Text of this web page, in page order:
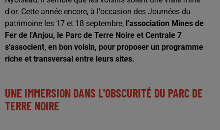
d'or. Cette année encore, à l'occasion des Journées du
patrimoine les 17 et 18 septembre, l'association Mines de
Fer de l'Anjou, le Parc de Terre Noire et Centrale 7
s'associent, en bon voisin, pour proposer un programme
riche et transversal entre leurs sites.
UNE IMMERSION DANS L'OBSCURITÉ DU PARC DE
TERRE NOIRE